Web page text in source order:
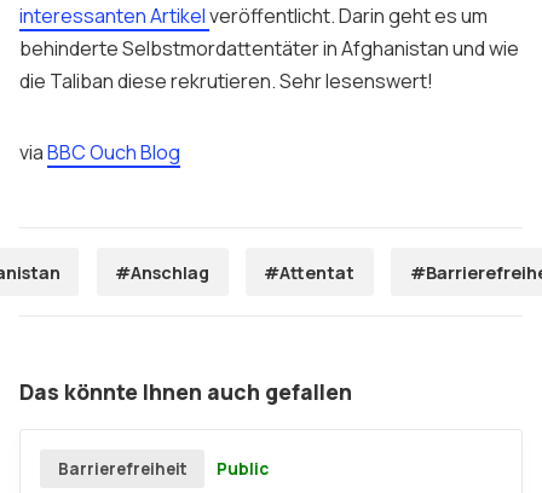
Kontakt
interessanten Artikelveröffentlicht. Darin geht es um
behinderte Selbstmordattentäter in Afghanistan und wie
die Taliban diese rekrutieren. Sehr lesenswert!
viaBBC Ouch Blog
#Anschlag #Attentat
Das könnte Ihnen auch gefallen
Barrierefreiheit Public